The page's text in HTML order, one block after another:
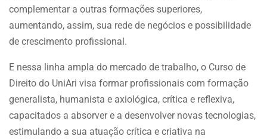
complementar a outras formações superiores,
aumentando, assim, sua rede de negócios e possibilidade
de crescimento profissional.
E nessa linha ampla do mercado de trabalho, o Curso de
Direito do UniAri visa formar profissionais com formação
generalista, humanista e axiológica, crítica e reflexiva,
capacitados a absorver e a desenvolver novas tecnologias,
estimulando a sua atuação crítica e criativa na